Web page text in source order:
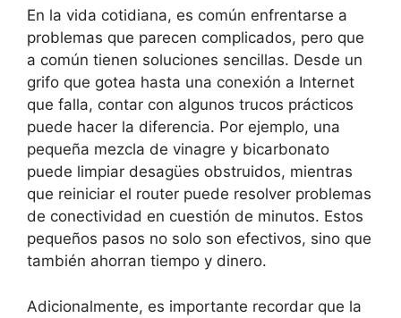
En la vida cotidiana, es común enfrentarse a
problemas que parecen complicados, pero que
a común tienen soluciones sencillas. Desde un
grifo que gotea hasta una conexión a Internet
que falla, contar con algunos trucos prácticos
puede hacer la diferencia. Por ejemplo, una
pequeña mezcla de vinagre y bicarbonato
puede limpiar desagües obstruidos, mientras
que reiniciar el router puede resolver problemas
de conectividad en cuestión de minutos. Estos
pequeños pasos no solo son efectivos, sino que
también ahorran tiempo y dinero.
Adicionalmente, es importante recordar que la